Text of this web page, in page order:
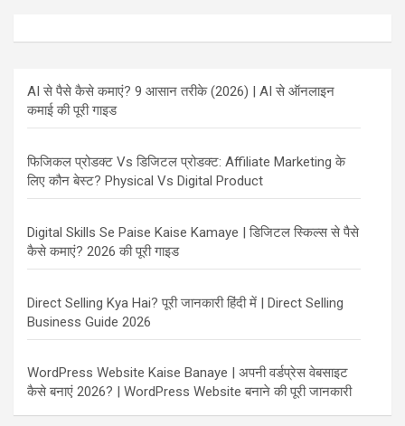
AI से पैसे कैसे कमाएं? 9 आसान तरीके (2026) | AI से ऑनलाइन
कमाई की पूरी गाइड
फिजिकल प्रोडक्ट Vs डिजिटल प्रोडक्ट: Affiliate Marketing के
लिए कौन बेस्ट? Physical Vs Digital Product
Digital Skills Se Paise Kaise Kamaye | डिजिटल स्किल्स से पैसे
कैसे कमाएं? 2026 की पूरी गाइड
Direct Selling Kya Hai? पूरी जानकारी हिंदी में | Direct Selling
Business Guide 2026
WordPress Website Kaise Banaye | अपनी वर्डप्रेस वेबसाइट
कैसे बनाएं 2026? | WordPress Website बनाने की पूरी जानकारी